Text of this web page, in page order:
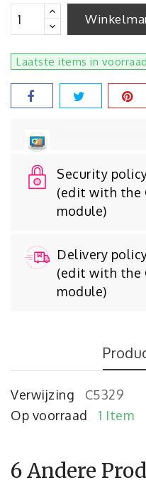
Laatste items in voorraad
Security
(edit with the
module)
Delivery
(edit with the
module)
Verwijzing
C5329
Op voorraad
1 Item
6 Andere